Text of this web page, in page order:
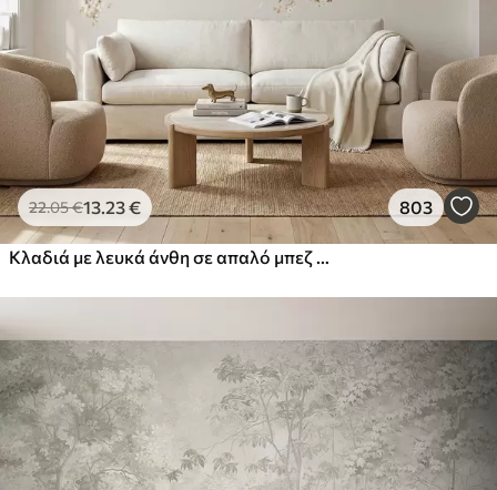
22.05€13 .23€ 803